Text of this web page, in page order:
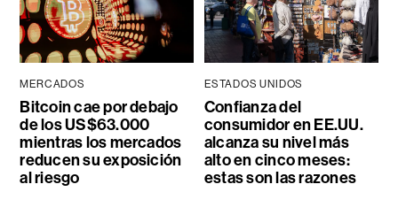
MERCADOS
Bitcoin cae por debajo
de los US$63.000
mientras los mercados
reducen su exposición
al riesgo
ESTADOS UNIDOS
Confianza del
consumidor en EE.UU.
alcanza su nivel más
alto en cinco meses:
estas son las razones